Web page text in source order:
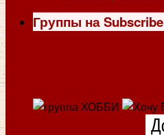
Группы на Subscribe